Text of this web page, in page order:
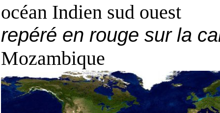
océan Indien sud ouest
repéré en rouge sur la
Mozambique